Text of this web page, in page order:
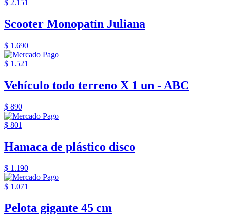
$ 2.151
Scooter Monopatín Juliana
$ 1.690
$ 1.521
Vehículo todo terreno X 1 un - ABC
$ 890
$ 801
Hamaca de plástico disco
$ 1.190
$ 1.071
Pelota gigante 45 cm